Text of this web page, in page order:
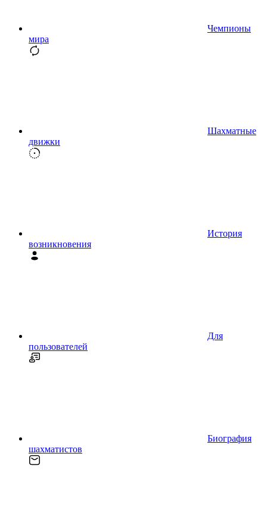
Чемпионы
мира
Шахматные
движки
История
возникновения
Для
пользователей
Биография
шахматистов